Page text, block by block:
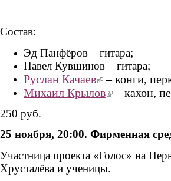
Состав:
Эд Панфёров – гитара;
Павел Кувшинов – гитара;
Руслан Качаев(link is external)
– конги,
Михаил Крылов(link is external)
– кахон,
250 руб.
25 ноября, 20:00. Фирменная
Участница проекта «Голос» на
Хрусталёва и ученицы.